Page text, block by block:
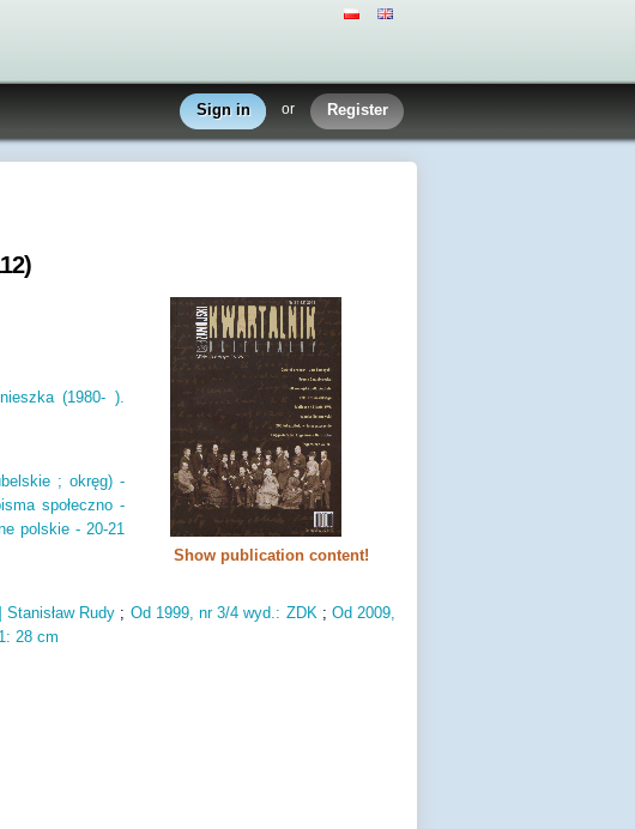
Sign in or Register
Show publication content!
(1980- ).
; okręg) -
społeczno -
polskie - 20-21
Stanisław Rudy ; Od 1999, nr 3/4 wyd.: ZDK; Od 2009,
28 cm